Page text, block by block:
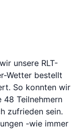
unsere RLT-
Wetter bestellt
So konnten wir
48 Teilnehmern
zufrieden sein.
-wie immer